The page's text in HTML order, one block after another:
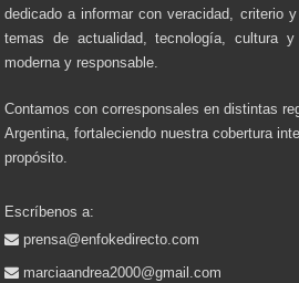
dedicado a informar con veracidad, criterio
temas de actualidad, tecnología, cultura
moderna y responsable.
Contamos con corresponsales en distintas
Argentina, fortaleciendo nuestra cobertura
propósito.
Escríbenos a:
prensa@enfokedirecto.com
marciaandrea2000@gmail.com